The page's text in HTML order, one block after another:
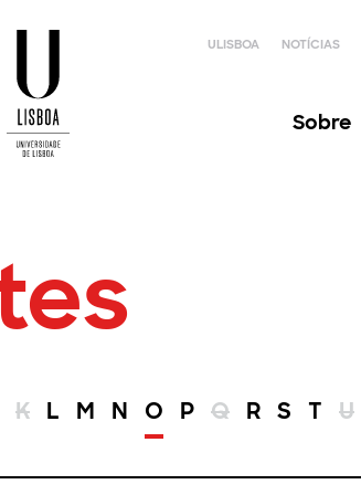
ULISBOA NOTÍCIAS
Sobre
K L M N O P Q R S T U